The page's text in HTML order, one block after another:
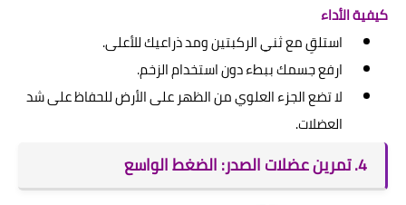
كيفية الأداء
استلقِ مع ثني الركبتين ومد ذراعيك للأعلى.
ارفع جسمك ببطء دون استخدام الزخم.
لا تضع الجزء العلوي من الظهر على الأرض للحفاظ على شد
العضلات.
4. تمرين عضلات الصدر: الضغط الواسع